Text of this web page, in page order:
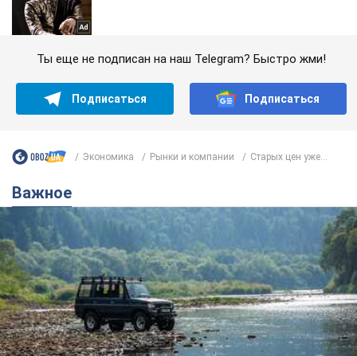
Ты еще не подписан на наш Telegram? Быстро жми!
Подписаться Подписаться
Экономика Рынки и компании Старых цен уже...
Важное